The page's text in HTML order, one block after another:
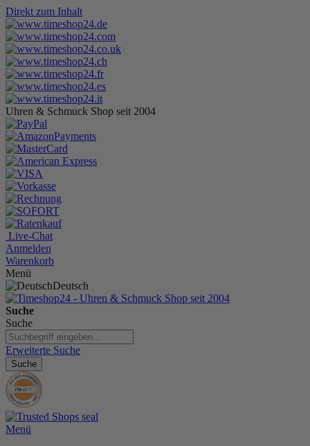
Direkt zum Inhalt
Uhren & Schmuck Shop seit 2004
Live-Chat
Anmelden
Warenkorb
Menü
Deutsch
Suche
Suche
Erweiterte Suche
Suche
Menü